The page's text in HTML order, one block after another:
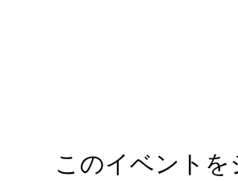
このイベントを